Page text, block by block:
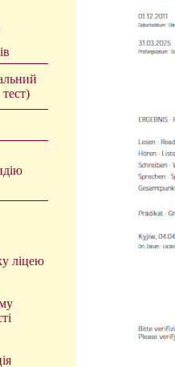
ліцею